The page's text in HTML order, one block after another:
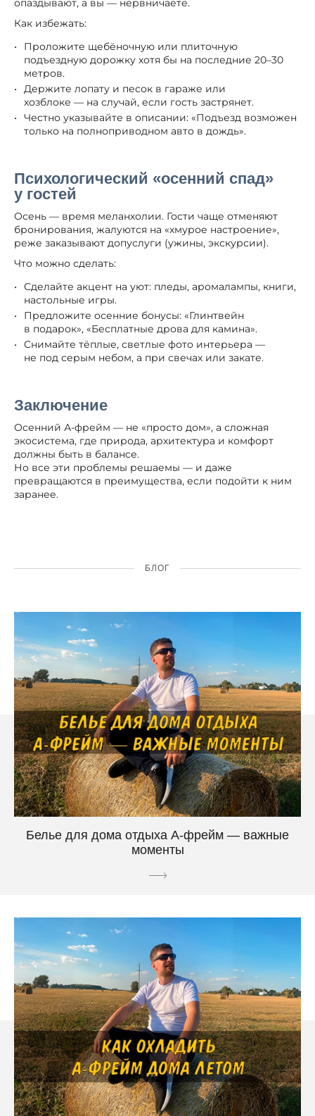
Как избежать:
Проложите щебёночную или плиточную
подъездную дорожку хотя бы на последние 20–30
метров.
Держите лопату и песок в гараже или
хозблоке — на случай, если гость застрянет.
Честно указывайте в описании: «Подъезд возможен
только на полноприводном авто в дождь».
Психологический «осенний спад»
у гостей
Осень — время меланхолии. Гости чаще отменяют
бронирования, жалуются на «хмурое настроение»,
реже заказывают допуслуги (ужины, экскурсии).
Что можно сделать:
Сделайте акцент на уют: пледы, аромалампы, книги,
настольные игры.
Предложите осенние бонусы: «Глинтвейн
в подарок», «Бесплатные дрова для камина».
Снимайте тёплые, светлые фото интерьера —
не под серым небом, а при свечах или закате.
Заключение
Осенний А-фрейм — не «просто дом», а сложная
экосистема, где природа, архитектура и комфорт
должны быть в балансе.
Но все эти проблемы решаемы — и даже
превращаются в преимущества, если подойти к ним
заранее.
БЛОГ
Белье для дома отдыха А-фрейм — важные
моменты